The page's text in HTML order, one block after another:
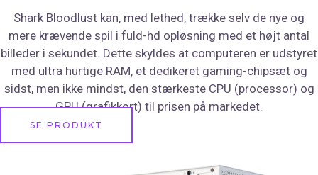
Shark Bloodlust kan, med lethed, trække selv de nye og
mere krævende spil i fuld-hd opløsning med et højt antal
billeder i sekundet. Dette skyldes at computeren er udstyret
med ultra hurtige RAM, et dedikeret gaming-chipsæt og
sidst, men ikke mindst, den stærkeste CPU (processor) og
GPU (grafikkort) til prisen på markedet.
SE PRODUKT